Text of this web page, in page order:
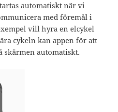
automatiskt när vi
med föremål i
vill hyra en elcykel
cykeln kan appen för att
skärmen automatiskt.